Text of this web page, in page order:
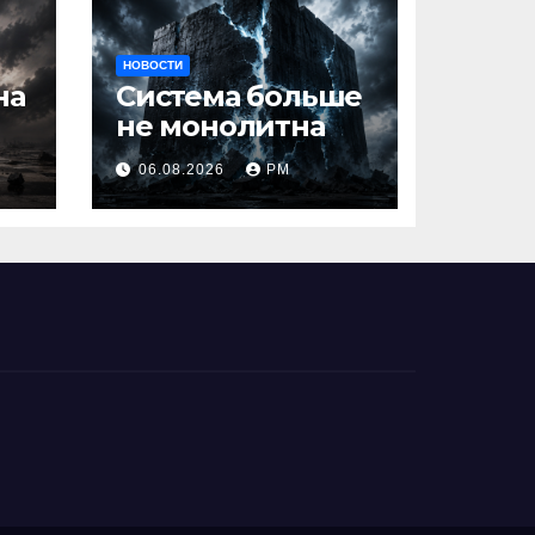
НОВОСТИ
Система больше
не монолитна
06.08.2026 РМ